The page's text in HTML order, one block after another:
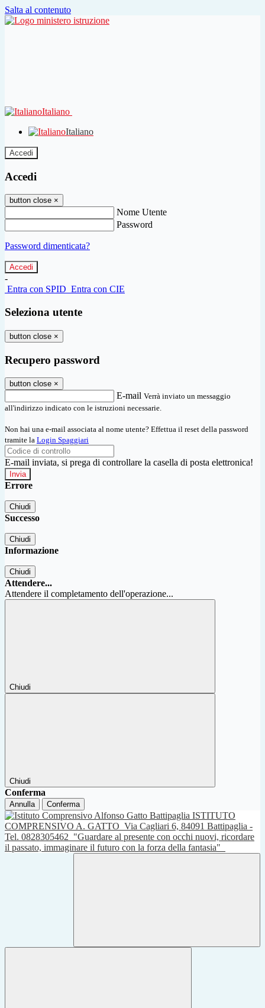
Salta al contenuto
Italiano
Italiano
Accedi
Accedi
button close ×
Nome Utente
Password
Password dimenticata?
-
Entra con SPID Entra con CIE
Seleziona utente
button close ×
Recupero password
button close ×
E-mail Verrà inviato un messaggio
all'indirizzo indicato con le istruzioni necessarie.
Non hai una e-mail associata al nome utente? Effettua il reset della password
tramite la Login Spaggiari
E-mail inviata, si prega di controllare la casella di posta elettronica!
Errore
Chiudi
Successo
Chiudi
Informazione
Chiudi
Attendere...
Attendere il completamento dell'operazione...
Chiudi
Chiudi
Conferma
Annulla Conferma
ISTITUTO
COMPRENSIVO A. GATTO Via Cagliari 6, 84091 Battipaglia -
Tel. 0828305462 "Guardare al presente con occhi nuovi, ricordare
il passato, immaginare il futuro con la forza della fantasia"